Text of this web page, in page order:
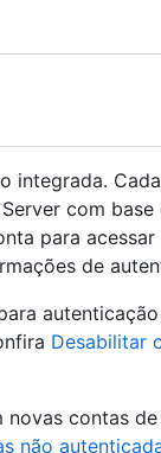
integrada.
com
para acessar
de
Desabilitar
contas de
não